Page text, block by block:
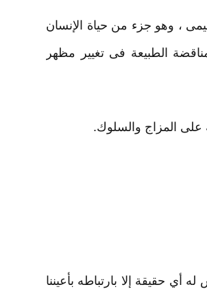
، وهو جزء من حياة الإنسان
الطبيعة فى تغيير مظهر
على المزاج والسلوك.
أي حقيقة إلا بارتباطه بأعيننا